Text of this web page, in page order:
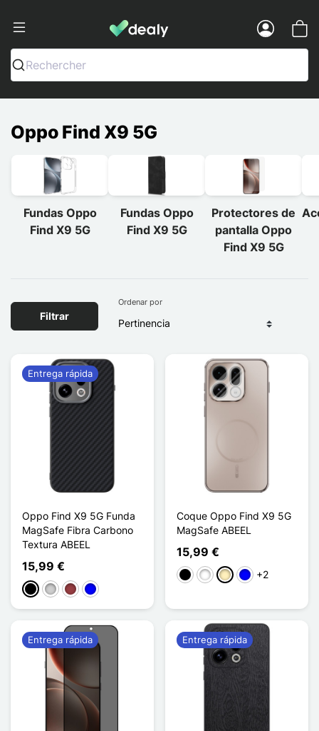
Dealy - Fundas y accesorios para
Rechercher
Oppo Find X9 5G
Fundas Oppo
Find X9 5G
Fundas Oppo
Find X9 5G
Protectores de
pantalla Oppo
Find X9 5G
Filtrar
Ordenar por
Oppo Find X9 5G Funda
MagSafe Fibra Carbono
Textura ABEEL
15,99 €
NegroPlataRojo oscuro
Azul
Entrega rápida
Coque Oppo Find X9 5G
MagSafe ABEEL
15,99 €
NegroBlanco
Oro Azul+2
Entrega rápida Entrega rápida